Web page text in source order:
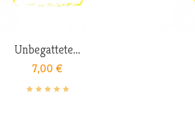
Unbegattete...
7,00 €